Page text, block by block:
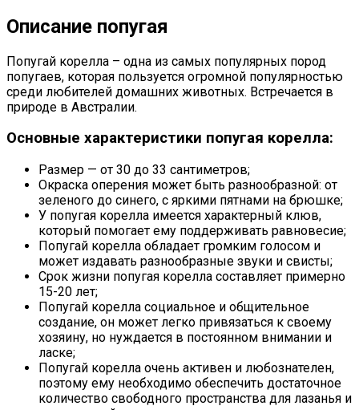
Описание попугая
Попугай корелла – одна из самых популярных пород
попугаев, которая пользуется огромной популярностью
среди любителей домашних животных. Встречается в
природе в Австралии.
Основные характеристики попугая корелла:
Размер — от 30 до 33 сантиметров;
Окраска оперения может быть разнообразной: от
зеленого до синего, с яркими пятнами на брюшке;
У попугая корелла имеется характерный клюв,
который помогает ему поддерживать равновесие;
Попугай корелла обладает громким голосом и
может издавать разнообразные звуки и свисты;
Срок жизни попугая корелла составляет примерно
15-20 лет;
Попугай корелла социальное и общительное
создание, он может легко привязаться к своему
хозяину, но нуждается в постоянном внимании и
ласке;
Попугай корелла очень активен и любознателен,
поэтому ему необходимо обеспечить достаточное
количество свободного пространства для лазанья и